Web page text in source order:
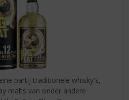
partij traditionele whisky's,
malts van onder andere